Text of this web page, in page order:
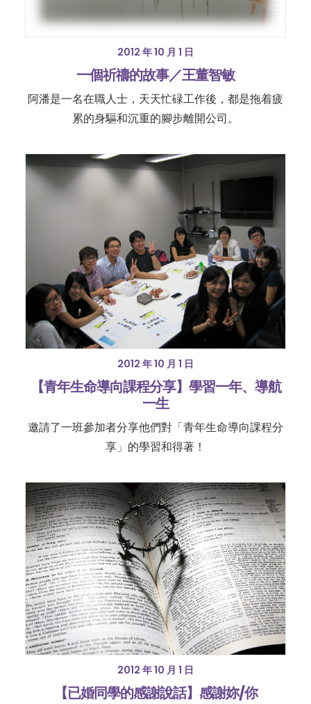
2012 年 10 月 1 日
一個祈禱的故事／王董智敏
阿潘是一名在職人士，天天忙碌工作後，都是拖着疲
累的身驅和沉重的腳步離開公司。
2012 年 10 月 1 日
【青年生命導向課程分享】學習一年、導航
一生
邀請了一班參加者分享他們對「青年生命導向課程分
享」的學習和得著！
2012 年 10 月 1 日
【已婚同學的感謝說話】感謝妳/你